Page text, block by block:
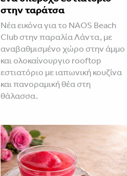
στην ταράτσα
Νέα εικόνα για το NAOS Beach
Club στην παραλία Λάντα, με
αναβαθμισμένο χώρο στην άμμο
και ολοκαίνουργιο rooftop
εστιατόριο με ιαπωνική κουζίνα
και πανοραμική θέα στη
θάλασσα.